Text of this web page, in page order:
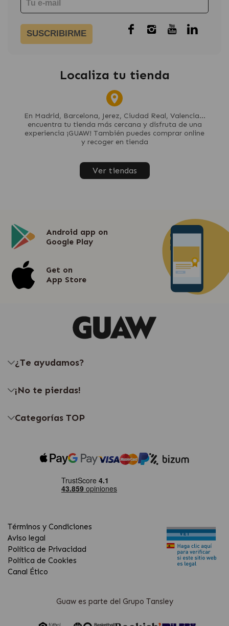
SUSCRIBIRME
Localiza tu tienda
En Madrid, Barcelona, Jerez, Ciudad Real, Valencia...
encuentra tu tienda más cercana y disfruta de una
experiencia ¡GUAW! También puedes comprar online
y recoger en tienda
Ver tiendas
Android app on
Google Play
Get on
App Store
¿Te ayudamos?
¡No te pierdas!
Categorías TOP
Términos y Condiciones
Aviso legal
Política de Privacidad
Política de Cookies
Canal Ético
Guaw es parte del Grupo Tansley